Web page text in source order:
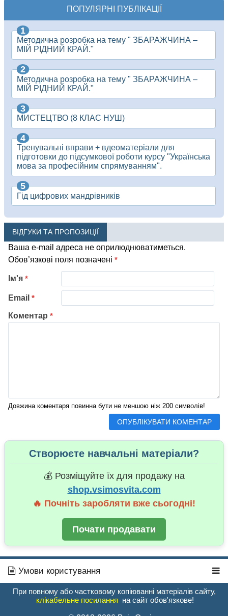
ПОПУЛЯРНІ ПУБЛІКАЦІЇ
Методична розробка на тему " ЗБАРАЖЧИНА –
МІЙ РІДНИЙ КРАЙ."
Методична розробка на тему " ЗБАРАЖЧИНА –
МІЙ РІДНИЙ КРАЙ."
МИСТЕЦТВО (8 КЛАС НУШ)
Тренувальні вправи + вдеоматеріали для
підготовки до підсумкової роботи курсу "Українська
мова за професійним спрямуванням".
Гід цифрових мандрівників
ВІДГУКИ ТА ПРОПОЗИЦІЇ
Ваша e-mail адреса не оприлюднюватиметься.
Обов’язкові поля позначені *
Коментар *
Довжина коментаря повинна бути не меншою ніж 200 символів!
Ім'я *
Email *
Створюєте навчальні матеріали?
💰 Розміщуйте їх для продажу на
shop.vsimosvita.com
🔥 Почніть заробляти вже сьогодні!
Почати продавати
Умови користування
При повному або частковому копіюванні матеріалів сайту,
клікабельне посилання на сайт обов'язкове!